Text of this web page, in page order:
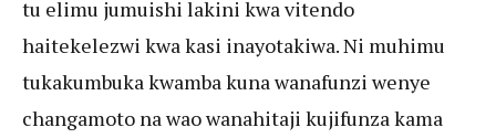
tu elimu jumuishi lakini kwa vitendo
haitekelezwi kwa kasi inayotakiwa. Ni muhimu
tukakumbuka kwamba kuna wanafunzi wenye
changamoto na wao wanahitaji kujifunza kama